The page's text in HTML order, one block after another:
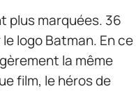
plus marquées. 36
logo Batman. En ce
la même
film, le héros de